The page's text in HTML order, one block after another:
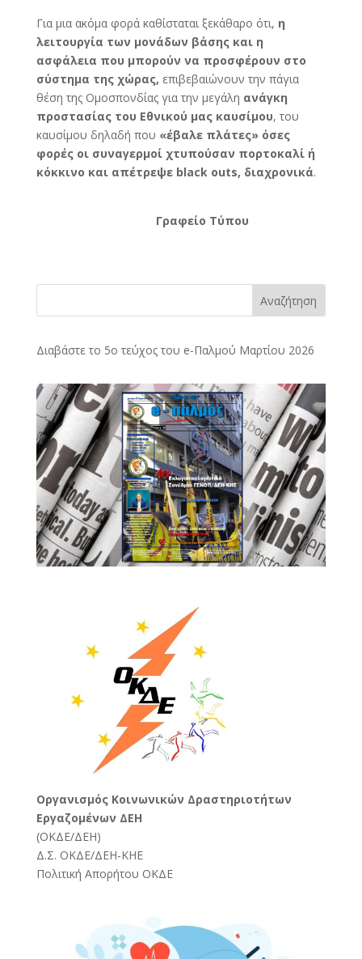
Για μια ακόμα φορά καθίσταται ξεκάθαρο ότι, η
λειτουργία των μονάδων βάσης και η
ασφάλεια που μπορούν να προσφέρουν στο
σύστημα της χώρας, επιβεβαιώνουν την πάγια
θέση της Ομοσπονδίας για την μεγάλη ανάγκη
προστασίας του Εθνικού μας καυσίμου, του
καυσίμου δηλαδή που «έβαλε πλάτες» όσες
φορές οι συναγερμοί χτυπούσαν πορτοκαλί ή
κόκκινο και απέτρεψε black outs, διαχρονικά.
Γραφείο Τύπου
Αναζήτηση
Διαβάστε το 5ο τεύχος του e-Παλμού Μαρτίου 2026
Oργανισμός Κοινωνικών Δραστηριοτήτων
Εργαζομένων ΔΕΗ
(ΟΚΔΕ/ΔΕΗ)
Δ.Σ. ΟΚΔΕ/ΔΕΗ-ΚΗΕ
Πολιτική Απορήτου ΟΚΔΕ